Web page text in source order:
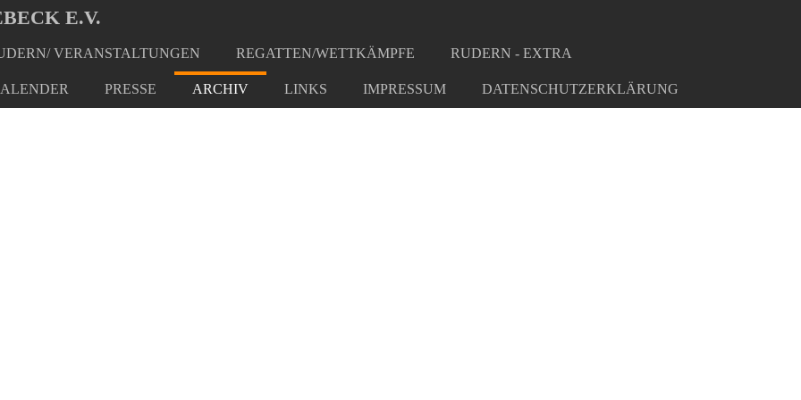
E.V.
VERANSTALTUNGEN REGATTEN/WETTKÄMPFE RUDERN - EXTRA
PRESSE ARCHIV LINKS IMPRESSUM DATENSCHUTZERKLÄRUNG